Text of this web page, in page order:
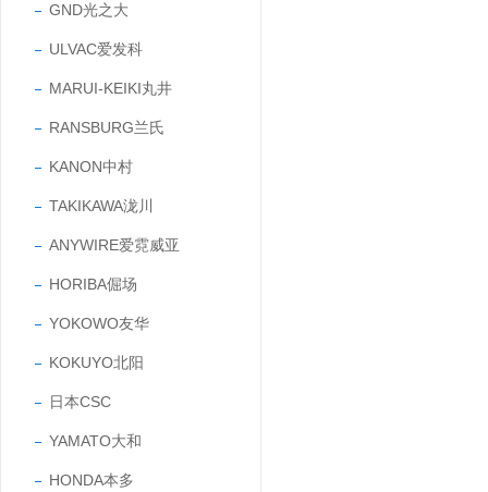
GND光之大
ULVAC爱发科
MARUI-KEIKI丸井
RANSBURG兰氏
KANON中村
TAKIKAWA泷川
ANYWIRE爱霓威亚
HORIBA倔场
YOKOWO友华
KOKUYO北阳
日本CSC
YAMATO大和
HONDA本多